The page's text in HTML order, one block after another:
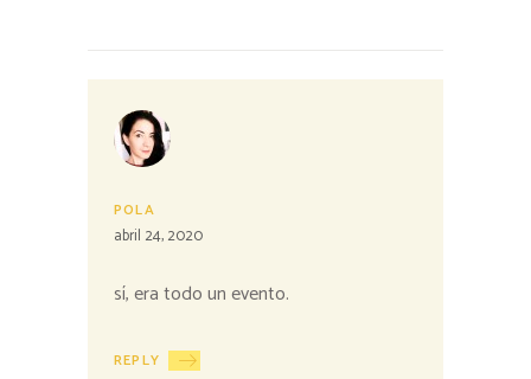
POLA
abril 24, 2020
sí, era todo un evento.
REPLY